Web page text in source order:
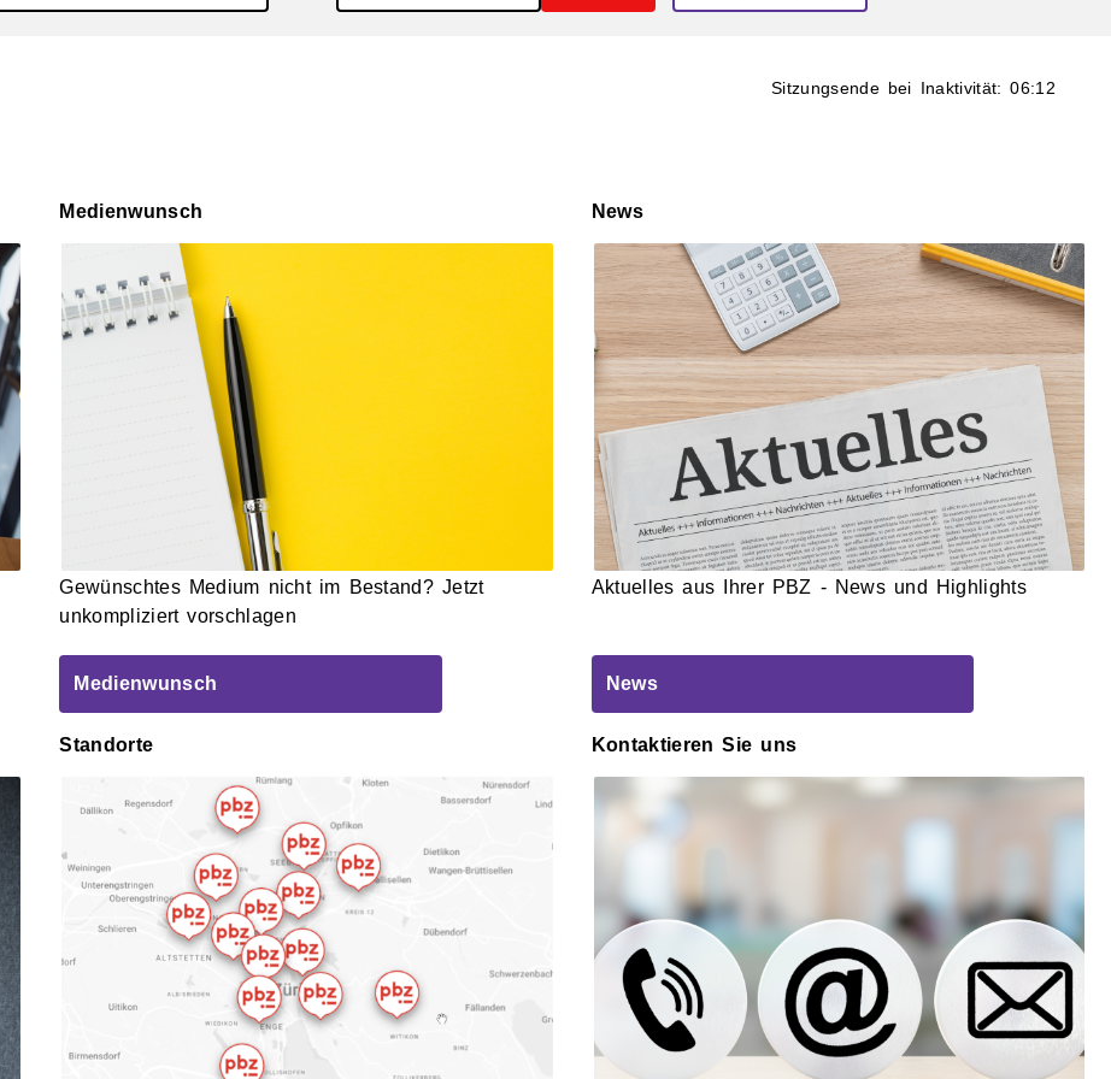
Sitzungsende bei Inaktivität: 06:12
Medienwunsch
Gewünschtes Medium nicht im Bestand? Jetzt
unkompliziert vorschlagen
Medienwunsch
News
Aktuelles aus Ihrer PBZ - News und Highlights
News
Standorte Kontaktieren Sie uns